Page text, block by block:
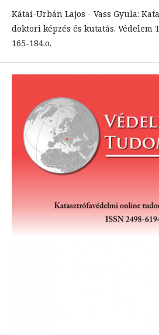
Kátai-Urbán Lajos - Vass Gyula:
doktori képzés és kutatás. Védelem
165-184.o.